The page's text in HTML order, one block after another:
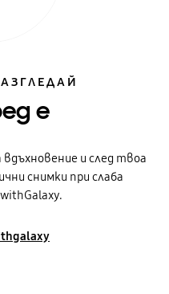
е
и след твоа
снимки при слаба